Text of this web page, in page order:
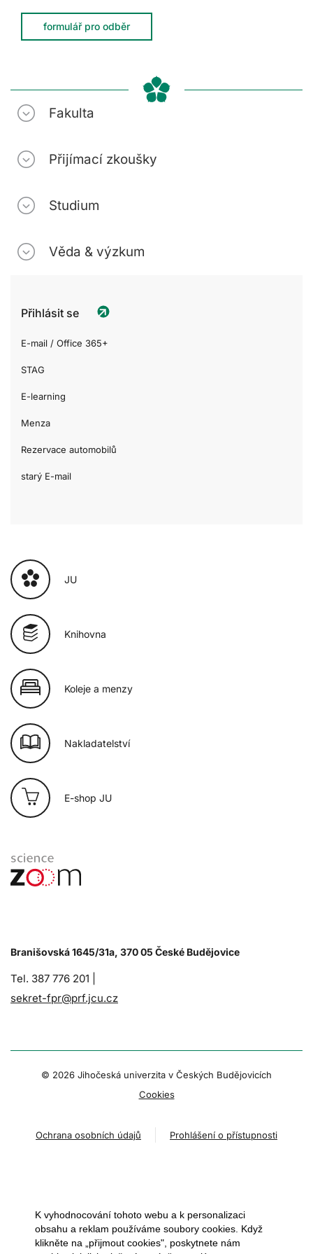
formulář pro odběr
Fakulta
Přijímací zkoušky
Studium
Věda & výzkum
Přihlásit se
E-mail / Office 365+
STAG
E-learning
Menza
Rezervace automobilů
starý E-mail
JU
Knihovna
Koleje a menzy
Nakladatelství
E-shop JU
Branišovská 1645/31a, 370 05 České Budějovice
Tel. 387 776 201 |
sekret-fpr@prf.jcu.cz
© 2026 Jihočeská univerzita v Českých Budějovicích
Cookies
Ochrana osobních údajů Prohlášení o přístupnosti
K vyhodnocování tohoto webu a k personalizaci
obsahu a reklam používáme soubory cookies. Když
klikněte na „přijmout cookies", poskytnete nám